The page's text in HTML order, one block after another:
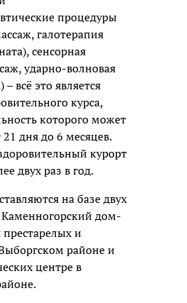
процедуры
галотерапия
сенсорная
ударно-волновая
всё это является
курса,
которого может
21 дня до 6 месяцев.
курорт
двух раз в год.
на базе двух
дом-
и
районе и
центре в